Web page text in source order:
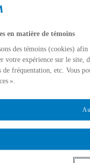
scolaires
les membres
en photo
en matière de témoins
des témoins (cookies)
votre expérience sur le site,
de fréquentation, etc. Vous
».